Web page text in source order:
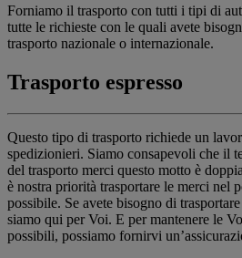
Forniamo il trasporto con tutti i tipi di
tutte le richieste con le quali avete
trasporto nazionale o internazionale.
Trasporto espresso
Questo tipo di trasporto richiede un
spedizionieri. Siamo consapevoli che il
del trasporto merci questo motto è
è nostra priorità trasportare le merci nel
possibile. Se avete bisogno di
siamo qui per Voi. E per mantenere le
possibili, possiamo fornirvi